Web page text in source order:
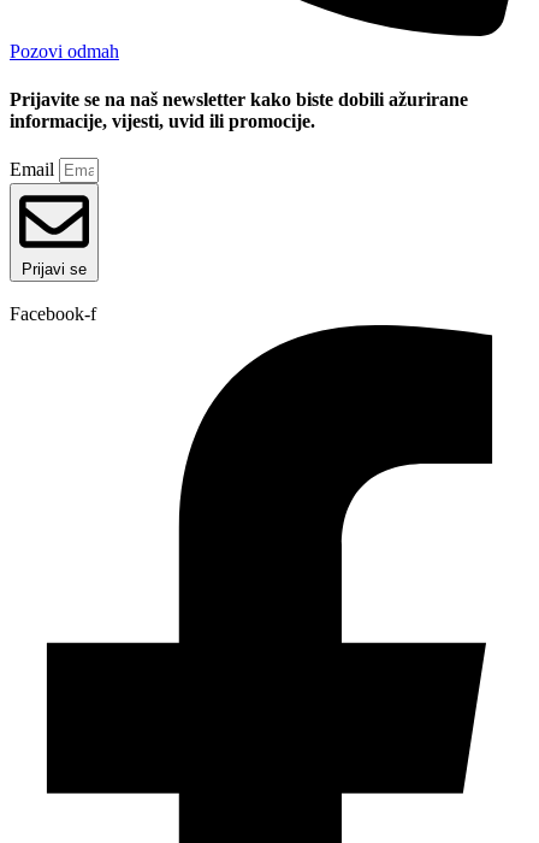
Pozovi odmah
Prijavite se na naš newsletter kako biste dobili ažurirane
informacije, vijesti, uvid ili promocije.
Email
Prijavi se
Facebook-f